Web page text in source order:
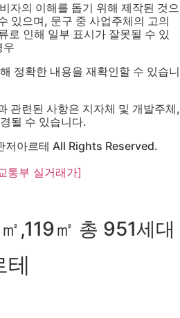
자의 이해를 돕기 위해 제작된 것으
있으며, 문구 중 사업주체의 고의
로 인해 일부 표시가 잘못될 수 있
우
정확한 내용을 재확인할 수 있습니
관련된 사항은 지자체 및 개발주체,
될 수 있습니다.
아르테 All Rights Reserved.
통부 실거래가]
,119㎡ 총 951세대
테